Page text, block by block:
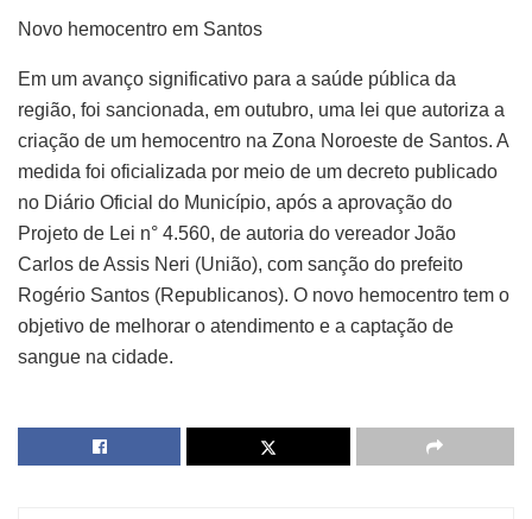
Novo hemocentro em Santos
Em um avanço significativo para a saúde pública da
região, foi sancionada, em outubro, uma lei que autoriza a
criação de um hemocentro na Zona Noroeste de Santos. A
medida foi oficializada por meio de um decreto publicado
no Diário Oficial do Município, após a aprovação do
Projeto de Lei n° 4.560, de autoria do vereador João
Carlos de Assis Neri (União), com sanção do prefeito
Rogério Santos (Republicanos). O novo hemocentro tem o
objetivo de melhorar o atendimento e a captação de
sangue na cidade.